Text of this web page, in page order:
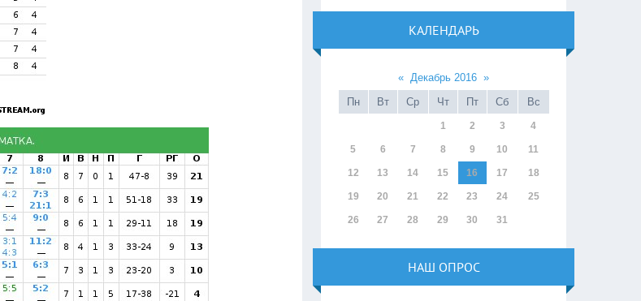
КАЛЕНДАРЬ
« Декабрь 2016 »
Пн
Вт Ср Чт Пт Сб Вс
1 2 3 4
5 6 7 8 9 10 11
12 13 14 15 16 17 18
19 20 21 22 23 24 25
26 27 28 29 30 31
НАШ ОПРОС